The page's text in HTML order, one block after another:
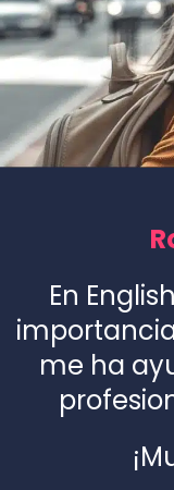
En
me ha